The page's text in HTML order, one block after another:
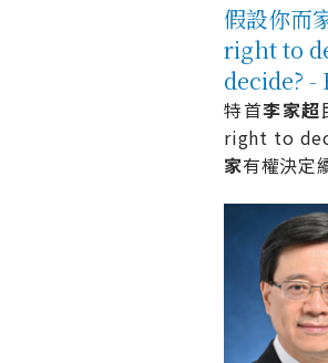
假設你而
right to
decide? -
特首李家超
right to
家有權決定